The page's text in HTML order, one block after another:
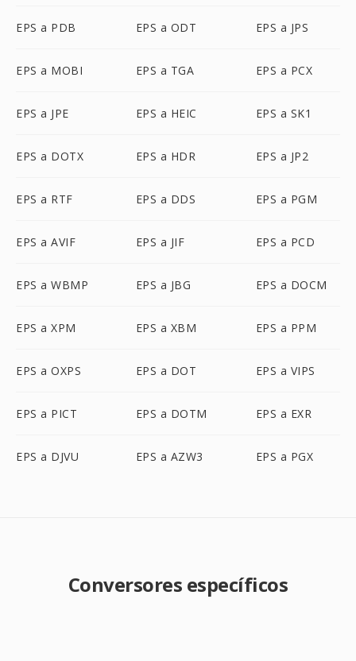
EPS a PDB EPS a ODT EPS a JPS
EPS a MOBI EPS a TGA EPS a PCX
EPS a JPE EPS a HEIC EPS a SK1
EPS a DOTX EPS a HDR EPS a JP2
EPS a RTF EPS a DDS EPS a PGM
EPS a AVIF EPS a JIF EPS a PCD
EPS a WBMP EPS a JBG EPS a DOCM
EPS a XPM EPS a XBM EPS a PPM
EPS a OXPS EPS a DOT EPS a VIPS
EPS a PICT EPS a DOTM EPS a EXR
EPS a DJVU EPS a AZW3 EPS a PGX
Conversores específicos